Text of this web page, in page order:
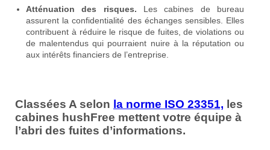
Atténuation des risques. Les cabines de bureau
assurent la confidentialité des échanges sensibles. Elles
contribuent à réduire le risque de fuites, de violations ou
de malentendus qui pourraient nuire à la réputation ou
aux intérêts financiers de l’entreprise.
Classées A selon la norme ISO 23351, les
cabines hushFree mettent votre équipe à
l’abri des fuites d’informations.